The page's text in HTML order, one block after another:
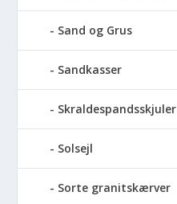
Sand og Grus
Sandkasser
Skraldespandsskjuler
Solsejl
Sorte granitskærver